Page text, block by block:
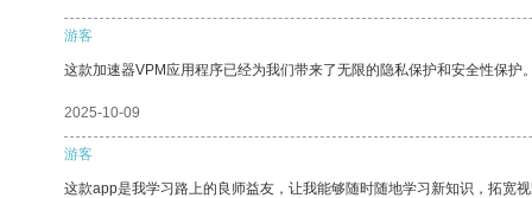
游客
这款加速器VPM应用程序已经为我们带来了无限的隐私保护和安全性保护。
2025-10-09
游客
这款app是我学习路上的良师益友，让我能够随时随地学习新知识，拓宽视